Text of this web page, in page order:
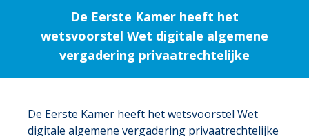
De Eerste Kamer heeft het
wetsvoorstel Wet digitale algemene
vergadering privaatrechtelijke
De Eerste Kamer heeft het wetsvoorstel Wet
digitale algemene vergadering privaatrechtelijke